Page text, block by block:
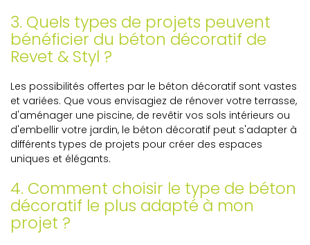
3. Quels types de projets peuvent
bénéficier du béton décoratif de
Revet & Styl ?
Les possibilités offertes par le béton décoratif sont vastes
et variées. Que vous envisagiez de rénover votre terrasse,
d'aménager une piscine, de revêtir vos sols intérieurs ou
d'embellir votre jardin, le béton décoratif peut s'adapter à
différents types de projets pour créer des espaces
uniques et élégants.
4. Comment choisir le type de béton
décoratif le plus adapté à mon
projet ?